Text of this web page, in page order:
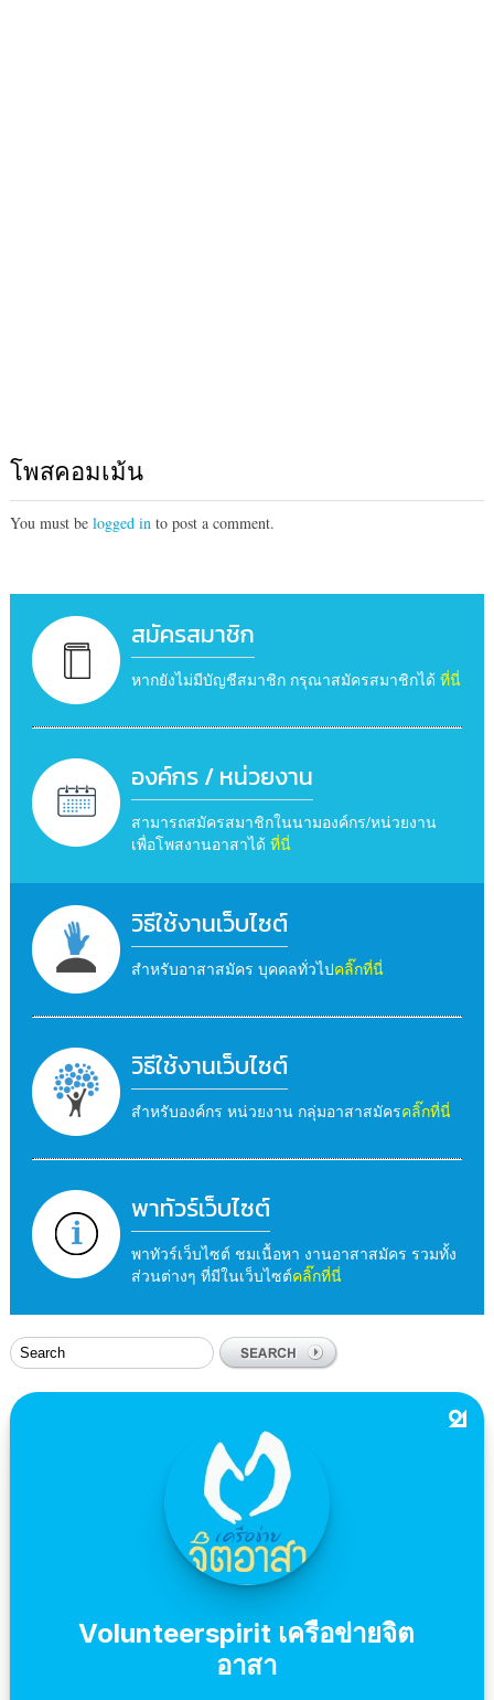
โพสคอมเม้น
You must be logged into post a comment.
สมัครสมาชิก
หากยังไม่มีบัญชีสมาชิก กรุณาสมัครสมาชิกได้ ที่นี่
องค์กร / หน่วยงาน
สามารถสมัครสมาชิกในนามองค์กร/หน่วยงาน
เพื่อโพสงานอาสาได้ ที่นี่
วิธีใช้งานเว็บไซต์
สำหรับอาสาสมัคร บุคคลทั่วไปคลิ๊กที่นี่
วิธีใช้งานเว็บไซต์
สำหรับองค์กร หน่วยงาน กลุ่มอาสาสมัครคลิ๊กที่นี่
พาทัวร์เว็บไซต์
พาทัวร์เว็บไซต์ ชมเนื้อหา งานอาสาสมัคร รวมทั้ง
ส่วนต่างๆ ที่มีในเว็บไซต์คลิ๊กที่นี่